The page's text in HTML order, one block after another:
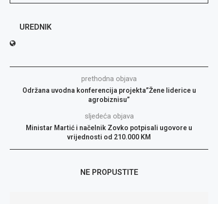
UREDNIK
prethodna objava
Održana uvodna konferencija projekta”Žene liderice u
agrobiznisu”
sljedeća objava
Ministar Martić i načelnik Zovko potpisali ugovore u
vrijednosti od 210.000 KM
NE PROPUSTITE